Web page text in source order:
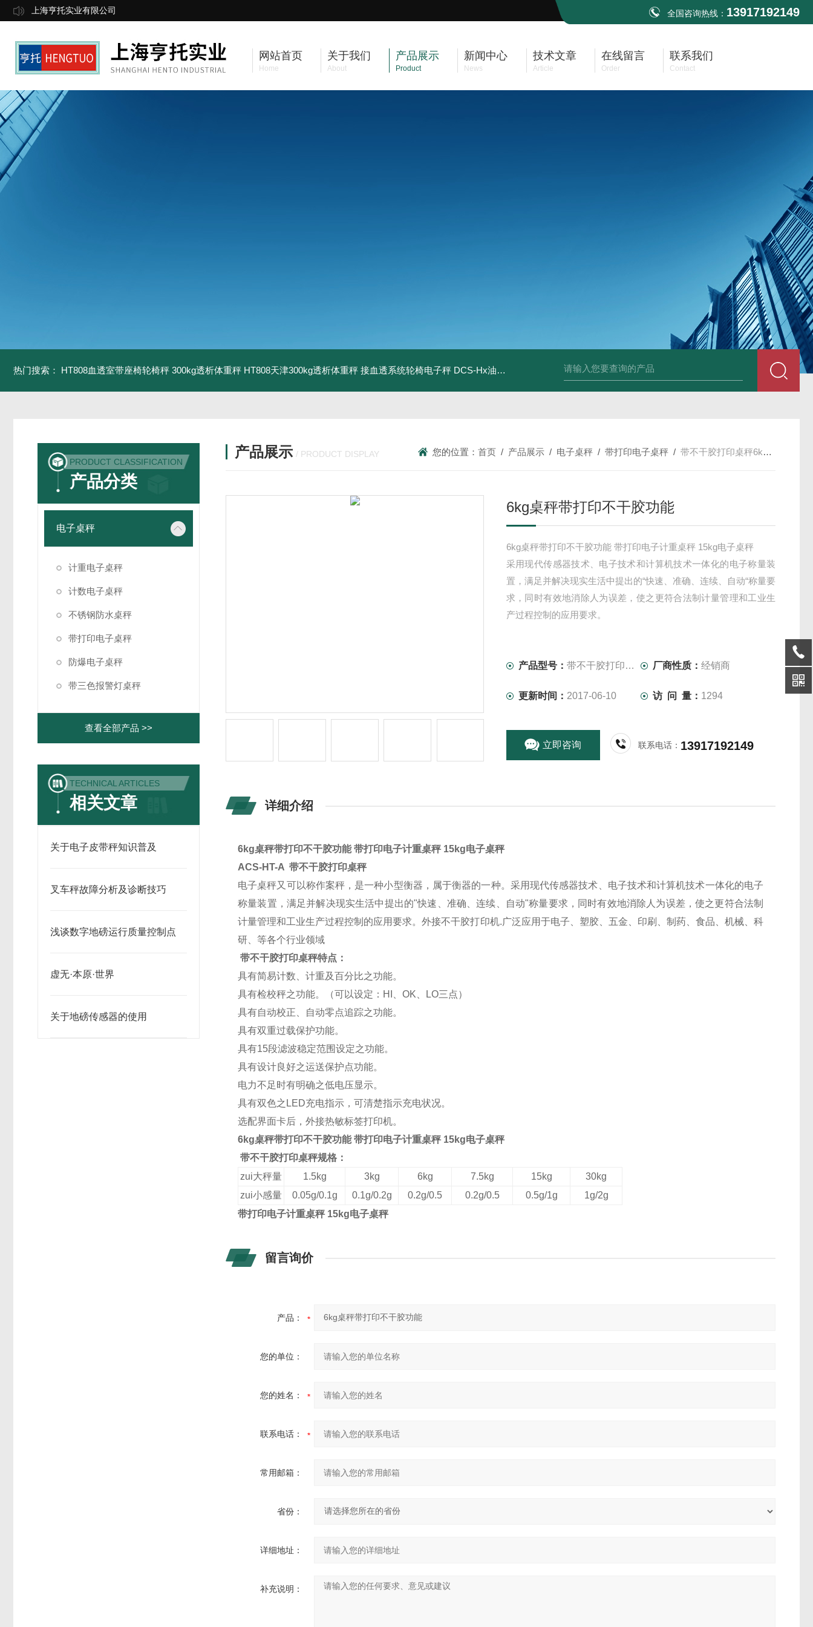
上海亨托实业有限公司 全国咨询热线： 13917192149
网站首页
Home
关于我们
About
产品展示
Product
新闻中心
News
技术文章
Article
在线留言
Order
联系我们
Contact
热门搜索： HT808血透室带座椅轮椅秤 300kg透析体重秤 HT808天津300kg透析体重秤 接血透系统轮椅电子秤 DCS-Hx油桶搬运车电子秤 上海350kg防爆倒桶称 HT808300kg带座椅轮椅秤 血透室轮椅
PRODUCT CLASSIFICATION
产品分类
电子桌秤
计重电子桌秤
计数电子桌秤
不锈钢防水桌秤
带打印电子桌秤
防爆电子桌秤
带三色报警灯桌秤
查看全部产品 >>
TECHNICAL ARTICLES
相关文章
关于电子皮带秤知识普及
叉车秤故障分析及诊断技巧
浅谈数字地磅运行质量控制点
虚无·本原·世界
关于地磅传感器的使用
产品展示 / PRODUCT DISPLAY 您的位置：首页 / 产品展示 / 电子桌秤 /带打印电子桌秤 /带不干胶打印桌秤6kg桌秤带打印不干胶功能
6kg桌秤带打印不干胶功能
6kg桌秤带打印不干胶功能 带打印电子计重桌秤 15kg电子桌秤
采用现代传感器技术、电子技术和计算机技术一体化的电子称量装
置，满足并解决现实生活中提出的“快速、准确、连续、自动“称量要
求，同时有效地消除人为误差，使之更符合法制计量管理和工业生
产过程控制的应用要求。
产品型号： 带不干胶打印桌秤 厂商性质：经销商
更新时间： 2017-06-10 访 问 量： 1294
立即咨询 联系电话： 13917192149
详细介绍
6kg桌秤带打印不干胶功能 带打印电子计重桌秤 15kg电子桌秤
ACS-HT-A带不干胶打印桌秤
电子桌秤又可以称作案秤，是一种小型衡器，属于衡器的一种。采用现代传感器技术、电子技术和计算机技术一体化的电子
称量装置，满足并解决现实生活中提出的"快速、准确、连续、自动"称量要求，同时有效地消除人为误差，使之更符合法制
计量管理和工业生产过程控制的应用要求。外接不干胶打印机.广泛应用于电子、 塑胶、五金、印刷 、制药、食品、机械、 科
研、 等各个行业领域
带不干胶打印桌秤特点：
具有简易计数、计重及百分比之功能。
具有检校秤之功能。（可以设定：HI、OK、LO三点）
具有自动校正、自动零点追踪之功能。
具有双重过载保护功能。
具有15段滤波稳定范围设定之功能。
具有设计良好之运送保护点功能。
电力不足时有明确之低电压显示。
具有双色之LED充电指示，可清楚指示充电状况。
选配界面卡后，外接热敏标签打印机。
6kg桌秤带打印不干胶功能 带打印电子计重桌秤 15kg电子桌秤
带不干胶打印桌秤规格：
zui大秤量
1.5kg 3kg 6kg 7.5kg 15kg
30kg
zui小感量
0.05g/0.1g 0.1g/0.2g 0.2g/0.5 0.2g/0.5 0.5g/1g
1g/2g
带打印电子计重桌秤 15kg电子桌秤
留言询价
产品：
您的单位：
您的姓名：
联系电话：
常用邮箱：
省份：
详细地址：
补充说明：